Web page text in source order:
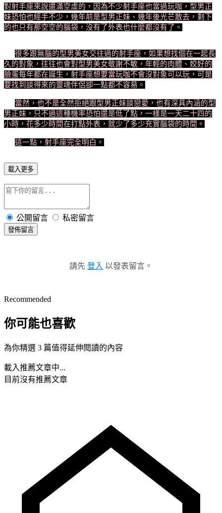
對射手座來說還滿空虛的，因為不少射手座也當過玩咖，型男正
妹恐怕也經手不少，幾年前是型男正妹、幾年後光芒散去，剩下
的也只有那空空的腦袋，沒有了外表也什麼都沒有了。
很多跟無腦的型男美女交往過的射手座，如果想找個在一起長
久的對象，往往也會對型男美女敬謝不敏，年輕的肉體、姣好的
臉蛋每年都在誕生，射手座想要當玩咖不會沒對象可以玩，可是
要找到談得來的靈魂伴侶卻一點都不容易。
當然，也不是全然拒絕跟型男正妹談戀愛，也有深具內涵的型
男正妹，只不過這種機率恐怕還是低了點，一樣是一天二十四的
小時，花多少時間在打點外表，就少了多少充實腦袋的時間。
這一點，射手座完全明白。
載入更多
公開留言 私密留言
發佈留言
請先 登入 以發表留言。
Recommended
你可能也喜歡
為你精選 3 篇值得延伸閱讀的內容
載入推薦文章中...
目前沒有推薦文章